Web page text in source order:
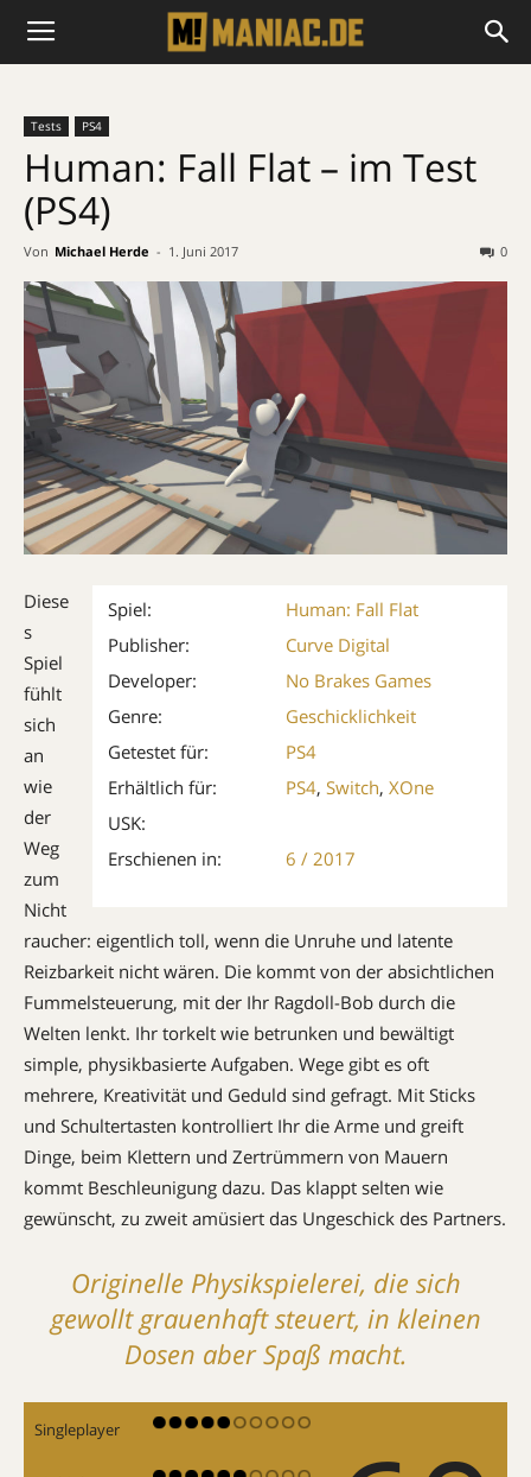
Tests PS4
Human: Fall Flat – im Test
(PS4)
Von Michael Herde - 1. Juni 2017 0
Spiel:
Human: Fall Flat
Publisher:
Curve Digital
Developer:
No Brakes Games
Genre:
Geschicklichkeit
Getestet für:
PS4
Erhältlich für:
PS4, Switch, XOne
USK:
Erschienen in:
6 / 2017
Diese
s
Spiel
fühlt
sich
an
wie
der
Weg
zum
Nicht
raucher: eigentlich toll, wenn die Unruhe und latente
Reizbarkeit nicht wären. Die kommt von der absichtlichen
Fummelsteuerung, mit der Ihr Ragdoll-Bob durch die
Welten lenkt. Ihr torkelt wie betrunken und bewältigt
simple, physikbasierte Aufgaben. Wege gibt es oft
mehrere, Kreativität und Geduld sind gefragt. Mit Sticks
und Schultertasten kontrolliert Ihr die Arme und greift
Dinge, beim Klettern und Zertrümmern von Mauern
kommt Beschleunigung dazu. Das klappt selten wie
gewünscht, zu zweit amüsiert das Ungeschick des Partners.
Originelle Physikspielerei, die sich
gewollt grauenhaft steuert, in kleinen
Dosen aber Spaß macht.
Singleplayer